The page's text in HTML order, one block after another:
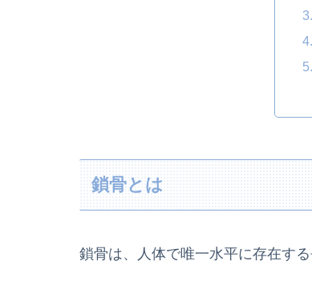
鎖骨とは
鎖骨は、人体で唯一水平に存在する